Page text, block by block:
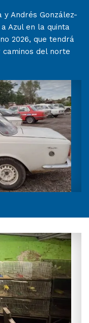
y Andrés González-
Azul en la quinta
2026, que tendrá
del norte